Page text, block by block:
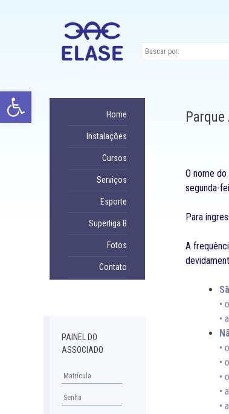
conteúdo
O nome
segunda-
Para
A
•
•
•
•
•
•
•
Home
Instalações
Cursos
Serviços
Esporte
Superliga B
Fotos
Contato
PAINEL DO
ASSOCIADO
Abrir a barra de ferramentas